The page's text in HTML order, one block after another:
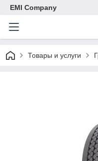
EMI Company
Товары и услуги